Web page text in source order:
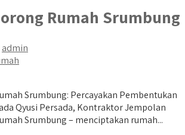
Rumah Srumbung
admin
Srumbung: Percayakan Pembentukan
Qyusi Persada, Kontraktor Jempolan
Srumbung – menciptakan rumah...